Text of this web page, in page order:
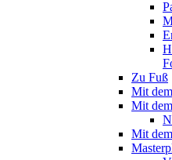
Zu Fuß
Mit
Mit
Mit